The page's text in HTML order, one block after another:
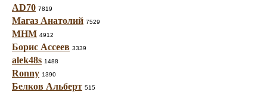
AD70 7819
Магаз Анатолий 7529
МНМ 4912
Борис Ассеев 3339
alek48s 1488
Ronny 1390
Белков Альберт 515